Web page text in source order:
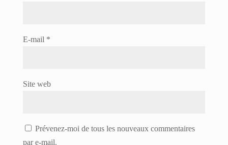
E-mail *
Site web
Prévenez-moi de tous les nouveaux commentaires
par e-mail.